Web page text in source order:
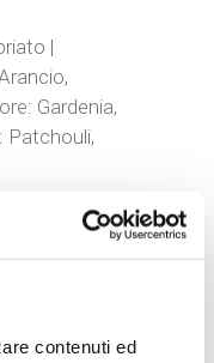
contenuti ed
|
Gardenia,
Patchouli,